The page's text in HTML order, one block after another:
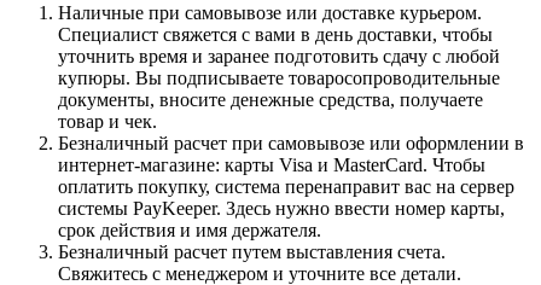
Наличные при самовывозе или доставке курьером.
Специалист свяжется с вами в день доставки, чтобы
уточнить время и заранее подготовить сдачу с любой
купюры. Вы подписываете товаросопроводительные
документы, вносите денежные средства, получаете
товар и чек.
Безналичный расчет при самовывозе или оформлении в
интернет-магазине: карты Visa и MasterCard. Чтобы
оплатить покупку, система перенаправит вас на сервер
системы PayKeeper. Здесь нужно ввести номер карты,
срок действия и имя держателя.
Безналичный расчет путем выставления счета.
Свяжитесь с менеджером и уточните все детали.